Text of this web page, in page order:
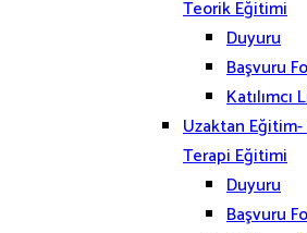
Teorik Eğitimi
Duyuru
Başvuru
Katılımcı
Uzaktan
Terapi Eğitimi
Duyuru
Başvuru